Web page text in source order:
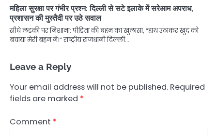
महिला सुरक्षा पर गंभीर प्रश्न: दिल्ली से सटे इलाके में सरेआम अपराध,
प्रशासन की मुस्तैदी पर उठे सवाल
सीधे लड़की पर निशाना: पीड़िता की बहन का खुलासा, “हाथ उठाकर खुद को
बचाया मेरी बहन ने।” राष्ट्रीय राजधानी दिल्ली…
Leave a Reply
Your email address will not be published. Required
fields are marked *
Comment *